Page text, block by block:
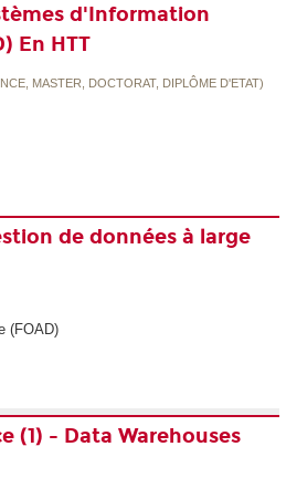
d'Information
En HTT
MASTER, DOCTORAT, DIPLÔME D'ETAT)
de données à large
(FOAD)
(1) - Data Warehouses